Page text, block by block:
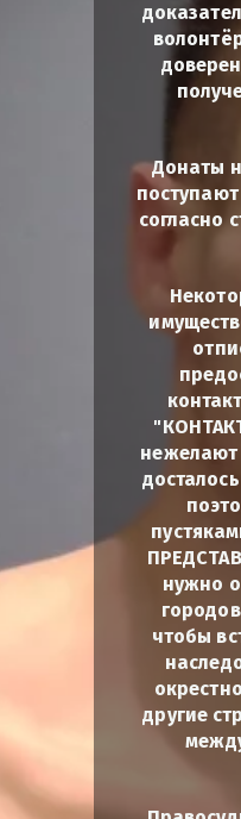
Донаты
согласно
нужно
чтобы
другие